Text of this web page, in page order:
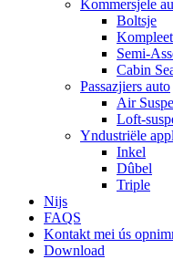
Kommersjele
Boltsje
Kompleet
Semi-
Cabin
Passazjiers auto
Air
Loft-
Yndustriële
Inkel
Dûbel
Triple
Nijs
FAQS
Kontakt mei ús
Download